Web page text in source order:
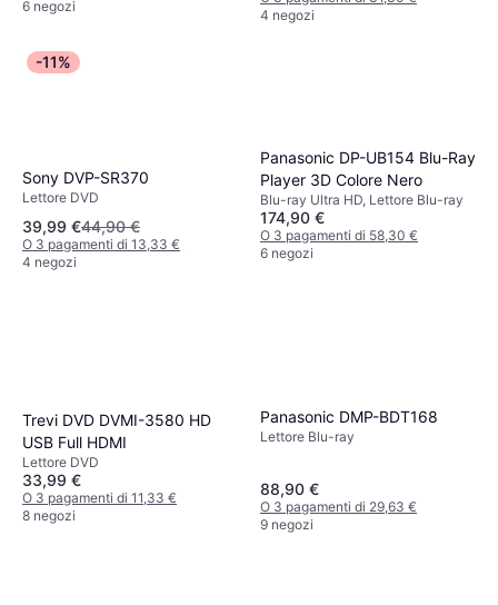
6 negozi
4 negozi
-11%
Sony DVP-SR370
Lettore DVD
39,99 €44,90 €
O 3 pagamenti di 13,33 €
4 negozi
Panasonic DP-UB154 Blu-Ray
Player 3D Colore Nero
Blu-ray Ultra HD, Lettore Blu-ray
174,90 €
O 3 pagamenti di 58,30 €
6 negozi
Trevi DVD DVMI-3580 HD
USB Full HDMI
Lettore DVD
33,99 €
O 3 pagamenti di 11,33 €
8 negozi
Panasonic DMP-BDT168
Lettore Blu-ray
88,90 €
O 3 pagamenti di 29,63 €
9 negozi